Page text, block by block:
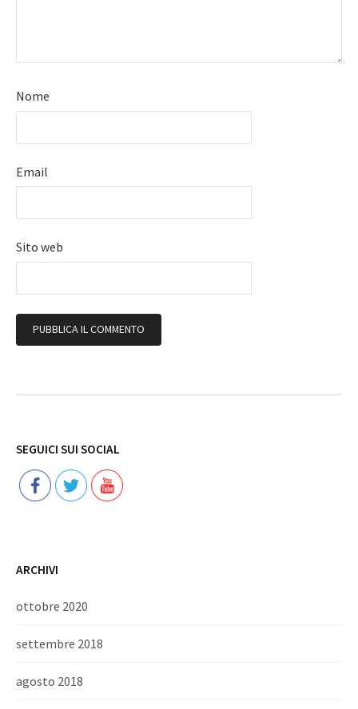
Nome
Email
Sito web
SEGUICI SUI SOCIAL
ARCHIVI
ottobre 2020
settembre 2018
agosto 2018